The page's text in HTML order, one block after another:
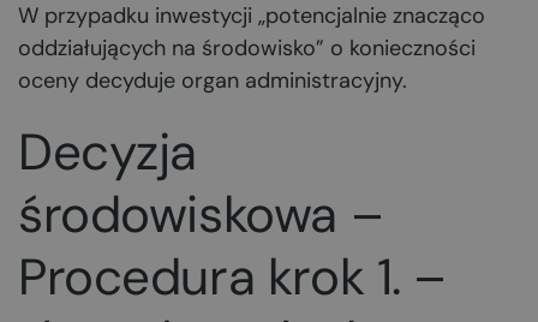
W przypadku inwestycji „potencjalnie znacząco
oddziałujących na środowisko” o konieczności
oceny decyduje organ administracyjny.
Decyzja
środowiskowa –
Procedura krok 1. –